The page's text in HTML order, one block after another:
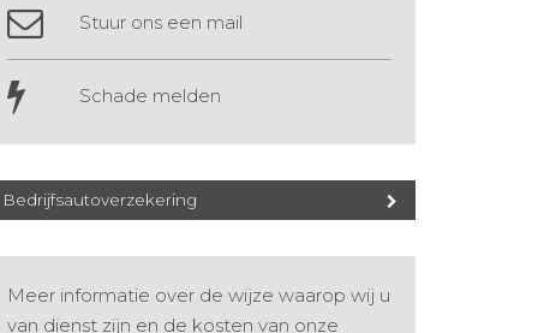
Stuur ons een mail
Schade melden
Bedrijfsautoverzekering
Meer informatie over de wijze waarop wij u
van dienst zijn en de kosten van onze